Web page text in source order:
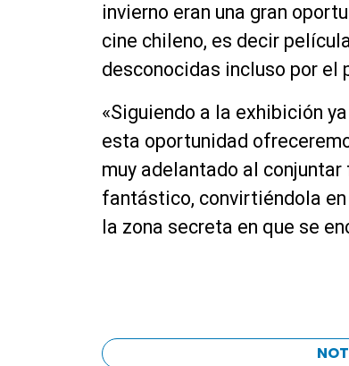
invierno eran una gran
cine chileno, es decir
desconocidas incluso por el
«Siguiendo a la exhibición
esta oportunidad
muy adelantado al
fantástico, convirtiéndola
la zona secreta en que se